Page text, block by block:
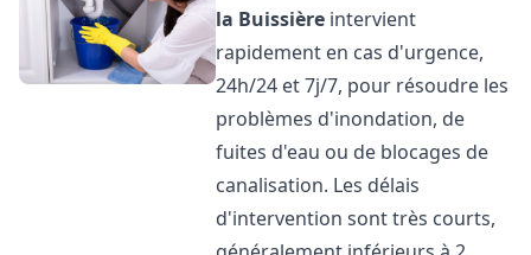
la Buissière intervient
rapidement en cas d'urgence,
24h/24 et 7j/7, pour résoudre les
problèmes d'inondation, de
fuites d'eau ou de blocages de
canalisation. Les délais
d'intervention sont très courts,